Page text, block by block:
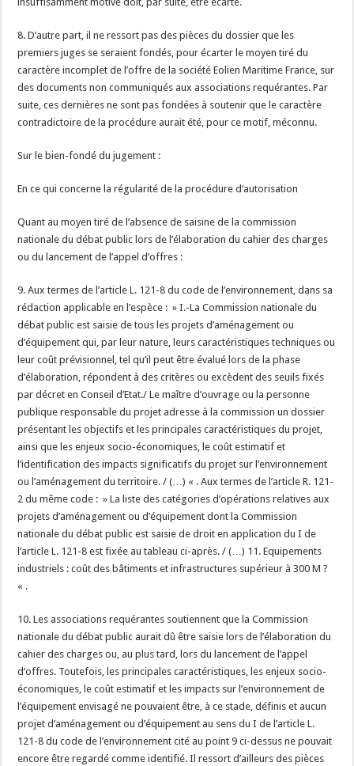
8. D’autre part, il ne ressort pas des pièces du dossier que les
premiers juges se seraient fondés, pour écarter le moyen tiré du
caractère incomplet de l’offre de la société Eolien Maritime France, sur
des documents non communiqués aux associations requérantes. Par
suite, ces dernières ne sont pas fondées à soutenir que le caractère
contradictoire de la procédure aurait été, pour ce motif, méconnu.
Sur le bien-fondé du jugement :
En ce qui concerne la régularité de la procédure d’autorisation
Quant au moyen tiré de l’absence de saisine de la commission
nationale du débat public lors de l’élaboration du cahier des charges
ou du lancement de l’appel d’offres :
9. Aux termes de l’article L. 121-8 du code de l’environnement, dans sa
rédaction applicable en l’espèce : » I.-La Commission nationale du
débat public est saisie de tous les projets d’aménagement ou
d’équipement qui, par leur nature, leurs caractéristiques techniques ou
leur coût prévisionnel, tel qu’il peut être évalué lors de la phase
d’élaboration, répondent à des critères ou excèdent des seuils fixés
par décret en Conseil d’Etat./ Le maître d’ouvrage ou la personne
publique responsable du projet adresse à la commission un dossier
présentant les objectifs et les principales caractéristiques du projet,
ainsi que les enjeux socio-économiques, le coût estimatif et
l’identification des impacts significatifs du projet sur l’environnement
ou l’aménagement du territoire. / (…) « . Aux termes de l’article R. 121-
2 du même code : » La liste des catégories d’opérations relatives aux
projets d’aménagement ou d’équipement dont la Commission
nationale du débat public est saisie de droit en application du I de
l’article L. 121-8 est fixée au tableau ci-après. / (…) 11. Equipements
industriels : coût des bâtiments et infrastructures supérieur à 300 M ?
« .
10. Les associations requérantes soutiennent que la Commission
nationale du débat public aurait dû être saisie lors de l’élaboration du
cahier des charges ou, au plus tard, lors du lancement de l’appel
d’offres. Toutefois, les principales caractéristiques, les enjeux socio-
économiques, le coût estimatif et les impacts sur l’environnement de
l’équipement envisagé ne pouvaient être, à ce stade, définis et aucun
projet d’aménagement ou d’équipement au sens du I de l’article L.
121-8 du code de l’environnement cité au point 9 ci-dessus ne pouvait
encore être regardé comme identifié. Il ressort d’ailleurs des pièces